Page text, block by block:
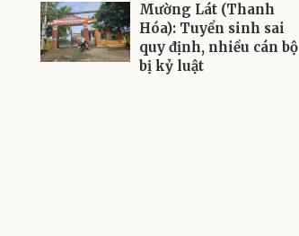
Mường Lát (Thanh
Hóa): Tuyển sinh sai
quy định, nhiều cán bộ
bị kỷ luật